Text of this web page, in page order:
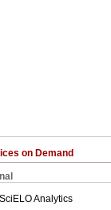
on Demand
SciELO Analytics